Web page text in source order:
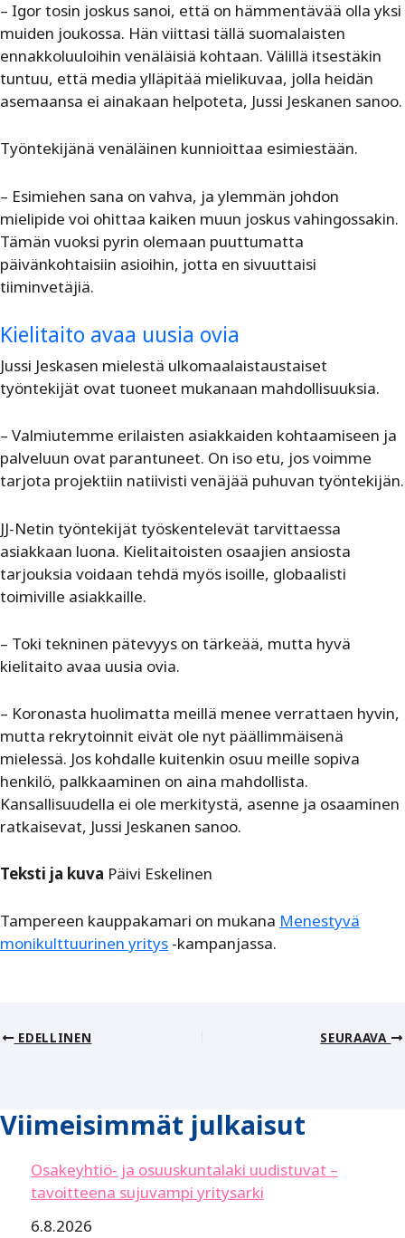
– Igor tosin joskus sanoi, että on hämmentävää olla yksi
muiden joukossa. Hän viittasi tällä suomalaisten
ennakkoluuloihin venäläisiä kohtaan. Välillä itsestäkin
tuntuu, että media ylläpitää mielikuvaa, jolla heidän
asemaansa ei ainakaan helpoteta, Jussi Jeskanen sanoo.
Työntekijänä venäläinen kunnioittaa esimiestään.
– Esimiehen sana on vahva, ja ylemmän johdon
mielipide voi ohittaa kaiken muun joskus vahingossakin.
Tämän vuoksi pyrin olemaan puuttumatta
päivänkohtaisiin asioihin, jotta en sivuuttaisi
tiiminvetäjiä.
Kielitaito avaa uusia ovia
Jussi Jeskasen mielestä ulkomaalaistaustaiset
työntekijät ovat tuoneet mukanaan mahdollisuuksia.
– Valmiutemme erilaisten asiakkaiden kohtaamiseen ja
palveluun ovat parantuneet. On iso etu, jos voimme
tarjota projektiin natiivisti venäjää puhuvan työntekijän.
JJ-Netin työntekijät työskentelevät tarvittaessa
asiakkaan luona. Kielitaitoisten osaajien ansiosta
tarjouksia voidaan tehdä myös isoille, globaalisti
toimiville asiakkaille.
– Toki tekninen pätevyys on tärkeää, mutta hyvä
kielitaito avaa uusia ovia.
– Koronasta huolimatta meillä menee verrattaen hyvin,
mutta rekrytoinnit eivät ole nyt päällimmäisenä
mielessä. Jos kohdalle kuitenkin osuu meille sopiva
henkilö, palkkaaminen on aina mahdollista.
Kansallisuudella ei ole merkitystä, asenne ja osaaminen
ratkaisevat, Jussi Jeskanen sanoo.
Teksti ja kuva Päivi Eskelinen
Tampereen kauppakamari on mukana Menestyvä
monikulttuurinen yritys -kampanjassa.
EDELLINEN SEURAAVA
Viimeisimmät julkaisut
Osakeyhtiö- ja osuuskuntalaki uudistuvat –
tavoitteena sujuvampi yritysarki
6.8.2026